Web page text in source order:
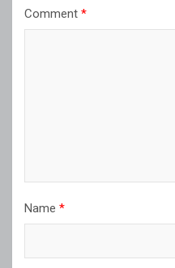
Comment *
Name *